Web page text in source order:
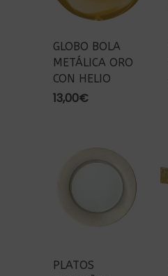
GLOBO BOLA
METÁLICA ORO
CON HELIO
13,00€
PLATOS